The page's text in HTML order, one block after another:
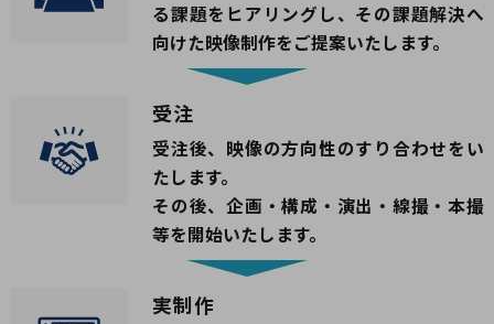
る課題をヒアリングし、その課題解決へ
向けた映像制作をご提案いたします。
受注
受注後、映像の方向性のすり合わせをい
たします。
その後、企画・構成・演出・線撮・本撮
等を開始いたします。
実制作